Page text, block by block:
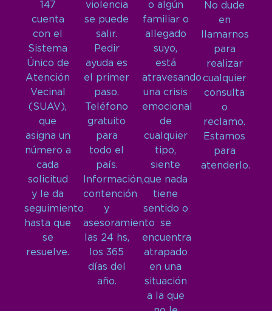
147
cuenta
con el
Sistema
Único de
Atención
Vecinal
(SUAV),
que
asigna un
número a
cada
solicitud
y le da
seguimiento
hasta que
se
resuelve.
violencia
se puede
salir.
Pedir
ayuda es
el primer
paso.
Teléfono
gratuito
para
todo el
país.
Información,
contención
y
asesoramiento
las 24 hs,
los 365
días del
año.
o algún
familiar o
allegado
suyo,
está
atravesando
una crisis
emocional
de
cualquier
tipo,
siente
que nada
tiene
sentido o
se
encuentra
atrapado
en una
situación
a la que
No dude
en
llamarnos
para
realizar
cualquier
consulta
o
reclamo.
Estamos
para
atenderlo.